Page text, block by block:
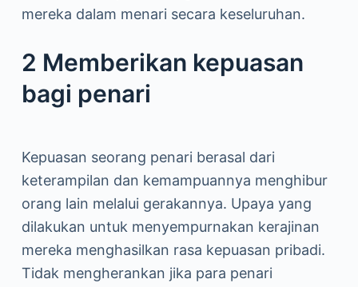
mereka dalam menari secara keseluruhan.
2 Memberikan kepuasan
bagi penari
Kepuasan seorang penari berasal dari
keterampilan dan kemampuannya menghibur
orang lain melalui gerakannya. Upaya yang
dilakukan untuk menyempurnakan kerajinan
mereka menghasilkan rasa kepuasan pribadi.
Tidak mengherankan jika para penari